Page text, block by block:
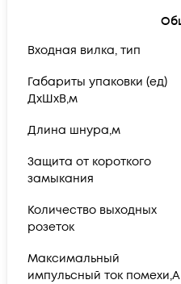
Входная вилка, тип
Габариты упаковки (ед)
ДхШхВ,м
Длина шнура,м
Защита от короткого
замыкания
Количество выходных
розеток
Максимальный
импульсный ток помехи,А